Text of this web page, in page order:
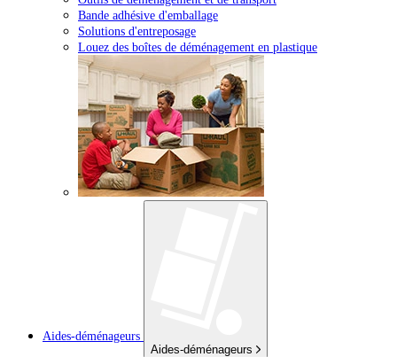
Bande adhésive d'emballage
Solutions d'entreposage
Louez des boîtes de déménagement en plastique
Aides-déménageurs
Aides-déménageurs